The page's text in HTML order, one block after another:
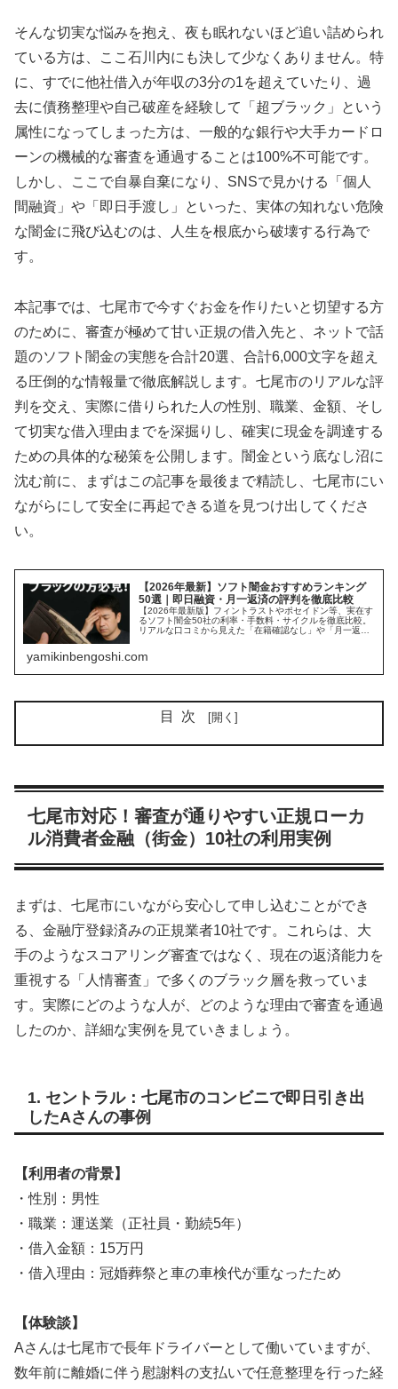
そんな切実な悩みを抱え、夜も眠れないほど追い詰められ
ている方は、ここ石川内にも決して少なくありません。特
に、すでに他社借入が年収の3分の1を超えていたり、過
去に債務整理や自己破産を経験して「超ブラック」という
属性になってしまった方は、一般的な銀行や大手カードロ
ーンの機械的な審査を通過することは100%不可能です。
しかし、ここで自暴自棄になり、SNSで見かける「個人
間融資」や「即日手渡し」といった、実体の知れない危険
な闇金に飛び込むのは、人生を根底から破壊する行為で
す。
本記事では、七尾市で今すぐお金を作りたいと切望する方
のために、審査が極めて甘い正規の借入先と、ネットで話
題のソフト闇金の実態を合計20選、合計6,000文字を超え
る圧倒的な情報量で徹底解説します。七尾市のリアルな評
判を交え、実際に借りられた人の性別、職業、金額、そし
て切実な借入理由までを深掘りし、確実に現金を調達する
ための具体的な秘策を公開します。闇金という底なし沼に
沈む前に、まずはこの記事を最後まで精読し、七尾市にい
ながらにして安全に再起できる道を見つけ出してくださ
い。
【2026年最新】ソフト闇金おすすめランキング
50選｜即日融資・月一返済の評判を徹底比較
【2026年最新版】フィントラストやポセイドン等、実在す
るソフト闇金50社の利率・手数料・サイクルを徹底比較。
リアルな口コミから見えた「在籍確認なし」や「月一返
yamikinbengoshi.com
目次
七尾市対応！審査が通りやすい正規ローカ
ル消費者金融（街金）10社の利用実例
まずは、七尾市にいながら安心して申し込むことができ
る、金融庁登録済みの正規業者10社です。これらは、大
手のようなスコアリング審査ではなく、現在の返済能力を
重視する「人情審査」で多くのブラック層を救っていま
す。実際にどのような人が、どのような理由で審査を通過
したのか、詳細な実例を見ていきましょう。
1. セントラル：七尾市のコンビニで即日引き出
したAさんの事例
【利用者の背景】
・性別：男性
・職業：運送業（正社員・勤続5年）
・借入金額：15万円
・借入理由：冠婚葬祭と車の車検代が重なったため
【体験談】
Aさんは七尾市で長年ドライバーとして働いていますが、
数年前に離婚に伴う慰謝料の支払いで任意整理を行った経